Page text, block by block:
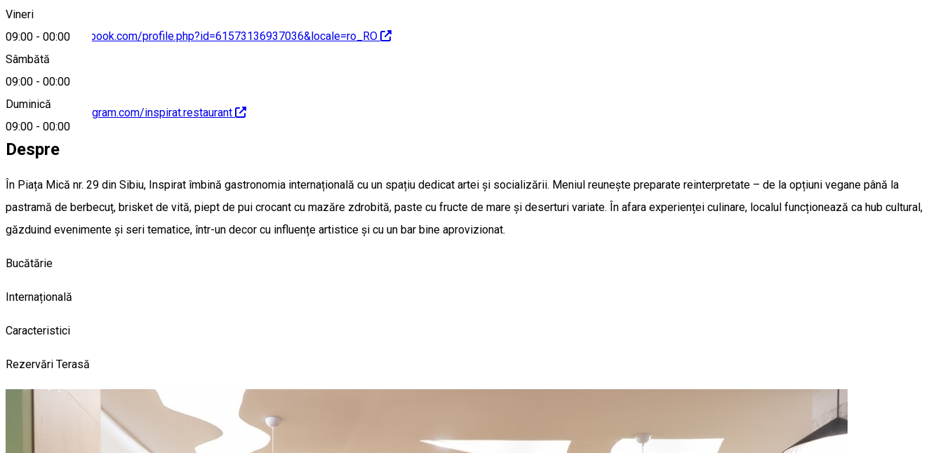
Vineri
09:00 - 00:00
Sâmbătă
09:00 - 00:00
Duminică
09:00 - 00:00
https://www.facebook.com/profile.php?id=61573136937036&locale=ro_RO
https://www.instagram.com/inspirat.restaurant
Despre
În Piața Mică nr. 29 din Sibiu, Inspirat îmbină gastronomia internațională cu un spațiu dedicat artei și socializării. Meniul reunește preparate reinterpretate – de la opțiuni vegane până la
pastramă de berbecuț, brisket de vită, piept de pui crocant cu mazăre zdrobită, paste cu fructe de mare și deserturi variate. În afara experienței culinare, localul funcționează ca hub cultural,
găzduind evenimente și seri tematice, într-un decor cu influențe artistice și cu un bar bine aprovizionat.
Bucătărie
Internațională
Caracteristici
Rezervări Terasă